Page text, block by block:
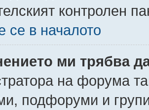
контролен
се в началото
ми трябва
на форума
подфоруми и